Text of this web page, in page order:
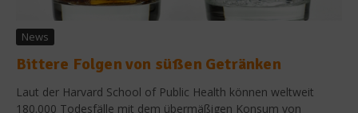
News
Bittere Folgen von süßen Getränken
Laut der Harvard School of Public Health können weltweit
180.000 Todesfälle mit dem übermäßigen Konsum von